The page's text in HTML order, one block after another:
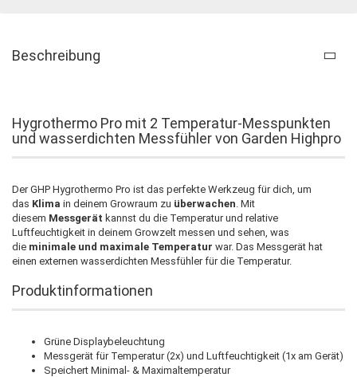
Beschreibung
Hygrothermo Pro mit 2 Temperatur-Messpunkten
und wasserdichten Messfühler von Garden Highpro
Der GHP Hygrothermo Pro ist das perfekte Werkzeug für dich, um
das Klima in deinem Growraum zu überwachen . Mit
diesem Messgerät kannst du die Temperatur und relative
Luftfeuchtigkeit in deinem Growzelt messen und sehen, was
die minimale und maximale Temperatur war. Das Messgerät hat
einen externen wasserdichten Messfühler für die Temperatur.
Produktinformationen
Grüne Displaybeleuchtung
Messgerät für Temperatur (2x) und Luftfeuchtigkeit (1x am Gerät)
Speichert Minimal- & Maximaltemperatur